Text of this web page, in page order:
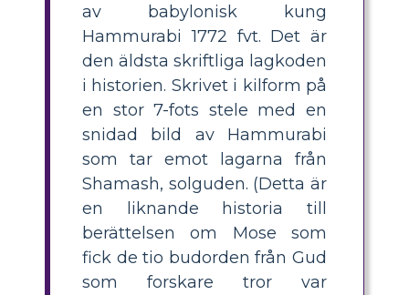
av babylonisk kung
Hammurabi 1772 fvt. Det är
den äldsta skriftliga lagkoden
i historien. Skrivet i kilform på
en stor 7-fots stele med en
snidad bild av Hammurabi
som tar emot lagarna från
Shamash, solguden. (Detta är
en liknande historia till
berättelsen om Mose som
fick de tio budorden från Gud
som forskare tror var